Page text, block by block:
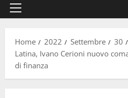
Menu
Home
2022 Settembre
30
Latina, Ivano Cerioni nuovo
di finanza